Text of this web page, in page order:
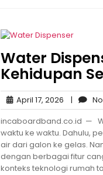
Water
Kehidupan
April 17, 2026 April
17,
2026
|
incaboardband.co.id —
waktu ke waktu. Dahulu,
air dari galon ke gelas.
dengan berbagai fitur
konteks teknologi rumah